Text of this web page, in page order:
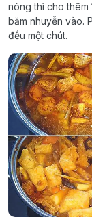
nóng thì cho thêm
băm nhuyễn vào.
đều một chút.